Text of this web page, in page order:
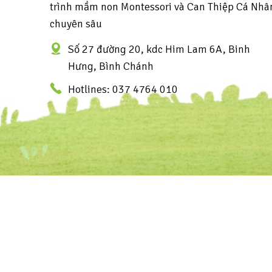
trình mầm non Montessori và Can Thiệp Cá
chuyên sâu
Số 27 đường 20, kdc Him Lam 6A, Binh
Hưng, Bình Chánh
Hotlines: 037 4764 010